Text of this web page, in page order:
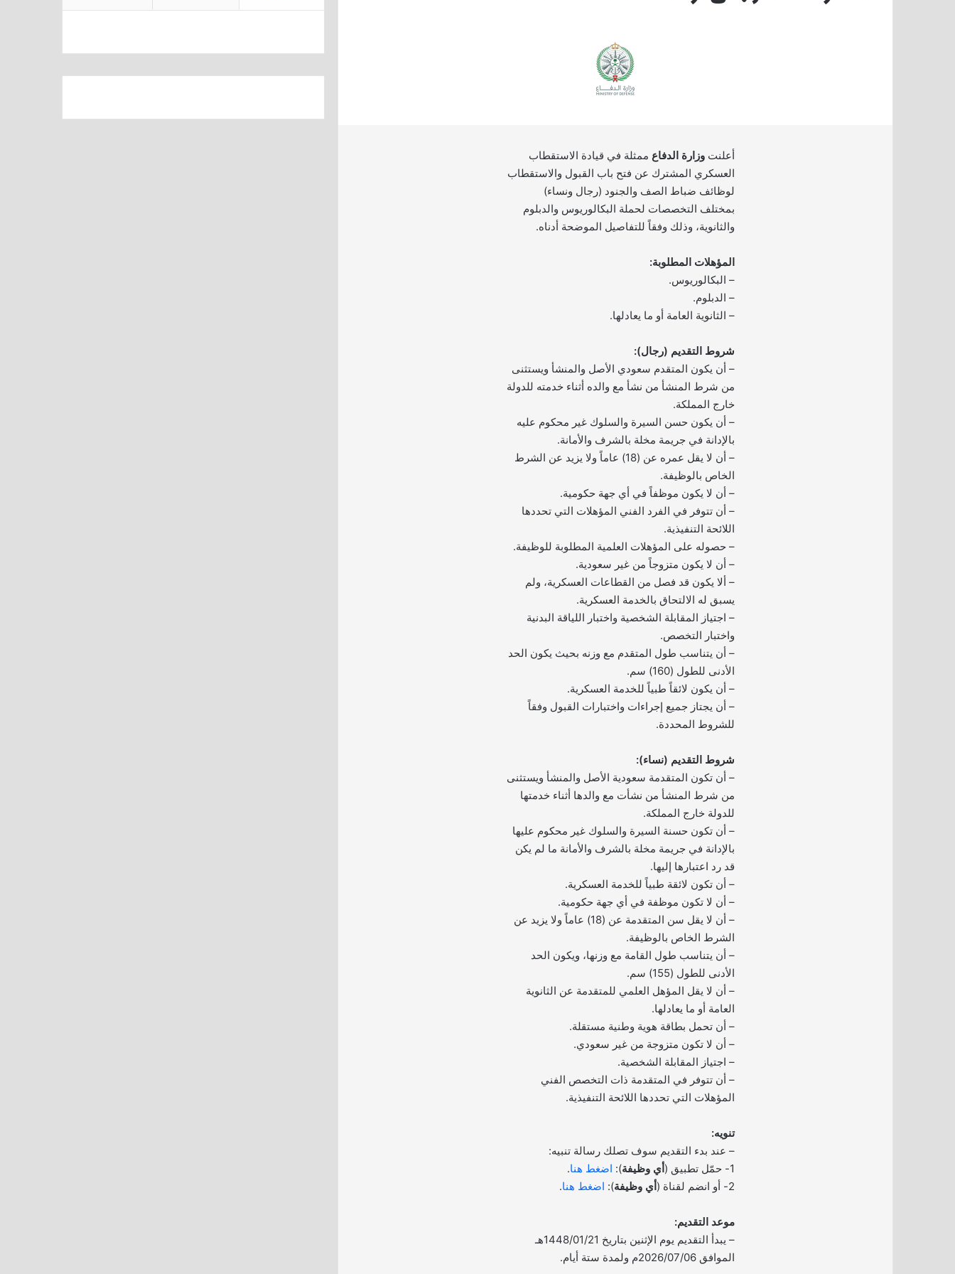
أعلنت وزارة الدفاع ممثلة في قيادة الاستقطاب
العسكري المشترك عن فتح باب القبول والاستقطاب
لوظائف ضباط الصف والجنود (رجال ونساء)
بمختلف التخصصات لحملة البكالوريوس والدبلوم
والثانوية، وذلك وفقاً للتفاصيل الموضحة أدناه.
المؤهلات المطلوبة:
– البكالوريوس.
– الدبلوم.
– الثانوية العامة أو ما يعادلها.
شروط التقديم (رجال):
– أن يكون المتقدم سعودي الأصل والمنشأ ويستثنى
من شرط المنشأ من نشأ مع والده أثناء خدمته للدولة
خارج المملكة.
– أن يكون حسن السيرة والسلوك غير محكوم عليه
بالإدانة في جريمة مخلة بالشرف والأمانة.
– أن لا يقل عمره عن (18) عاماً ولا يزيد عن الشرط
الخاص بالوظيفة.
– أن لا يكون موظفاً في أي جهة حكومية.
– أن تتوفر في الفرد الفني المؤهلات التي تحددها
اللائحة التنفيذية.
– حصوله على المؤهلات العلمية المطلوبة للوظيفة.
– أن لا يكون متزوجاً من غير سعودية.
– ألا يكون قد فصل من القطاعات العسكرية، ولم
يسبق له الالتحاق بالخدمة العسكرية.
– اجتياز المقابلة الشخصية واختبار اللياقة البدنية
واختبار التخصص.
– أن يتناسب طول المتقدم مع وزنه بحيث يكون الحد
الأدنى للطول (160) سم.
– أن يكون لائقاً طبياً للخدمة العسكرية.
– أن يجتاز جميع إجراءات واختبارات القبول وفقاً
للشروط المحددة.
شروط التقديم (نساء):
– أن تكون المتقدمة سعودية الأصل والمنشأ ويستثنى
من شرط المنشأ من نشأت مع والدها أثناء خدمتها
للدولة خارج المملكة.
– أن تكون حسنة السيرة والسلوك غير محكوم عليها
بالإدانة في جريمة مخلة بالشرف والأمانة ما لم يكن
قد رد اعتبارها إليها.
– أن تكون لائقة طبياً للخدمة العسكرية.
– أن لا تكون موظفة في أي جهة حكومية.
– أن لا يقل سن المتقدمة عن (18) عاماً ولا يزيد عن
الشرط الخاص بالوظيفة.
– أن يتناسب طول القامة مع وزنها، ويكون الحد
الأدنى للطول (155) سم.
– أن لا يقل المؤهل العلمي للمتقدمة عن الثانوية
العامة أو ما يعادلها.
– أن تحمل بطاقة هوية وطنية مستقلة.
– أن لا تكون متزوجة من غير سعودي.
– اجتياز المقابلة الشخصية.
– أن تتوفر في المتقدمة ذات التخصص الفني
المؤهلات التي تحددها اللائحة التنفيذية.
تنويه:
– عند بدء التقديم سوف تصلك رسالة تنبيه:
1- حمّل تطبيق (
أي وظيفة): اضغط هنا.
2- أو انضم لقناة (
أي وظيفة): اضغط هنا.
موعد التقديم:
– يبدأ التقديم يوم الإثنين بتاريخ 1448/01/21هـ
الموافق 2026/07/06م ولمدة ستة أيام.